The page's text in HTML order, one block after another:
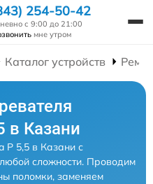
254-50-42
с 9:00 до 21:00
мне утром
Каталог устройств
в Казани
P 5,5 в Казани с
сложности. Проводим
поломки, заменяем